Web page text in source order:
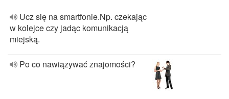
Ucz się na smartfonie.Np. czekając
w kolejce czy jadąc komunikacją
miejską.
Po co nawiązywać znajomości?